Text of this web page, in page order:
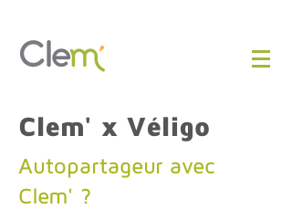
Clem' x Véligo
Autopartageur avec
Clem' ?